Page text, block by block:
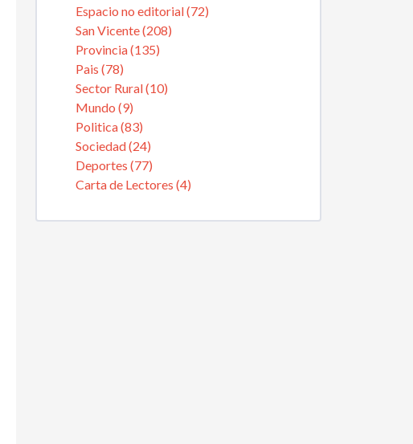
Espacio no editorial (72)
San Vicente (208)
Provincia (135)
Pais (78)
Sector Rural (10)
Mundo (9)
Politica (83)
Sociedad (24)
Deportes (77)
Carta de Lectores (4)